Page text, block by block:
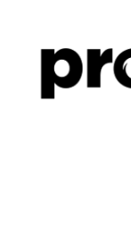
Inhalt
springen